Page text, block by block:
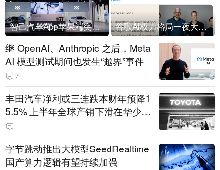
智己汽车App苹果端突然“下架” 谷歌AI权力格局一夜大洗牌
继 OpenAI、Anthropic 之后，Meta
AI 模型测试期间也发生“越界”事件
7
丰田汽车净利或三连跌本财年预降1
5.5% 上半年全球产销下滑在华少卖
14.3万辆
字节跳动推出大模型SeedRealtime
国产算力逻辑有望持续加强